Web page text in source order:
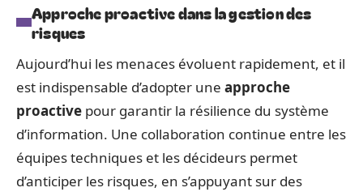
Approche proactive dans la gestion des
risques
Aujourd’hui les menaces évoluent rapidement, et il
est indispensable d’adopter une approche
proactive pour garantir la résilience du système
d’information. Une collaboration continue entre les
équipes techniques et les décideurs permet
d’anticiper les risques, en s’appuyant sur des